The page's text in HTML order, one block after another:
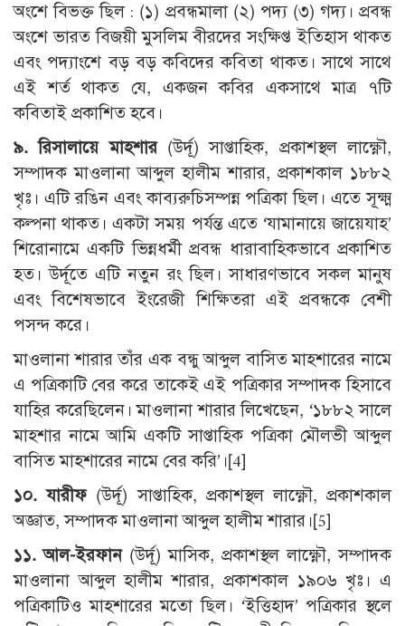
অংশে বিভক্ত ছিল : (১) প্রবন্ধমালা (২) পদ্য (৩) গদ্য। প্রবন্ধ
অংশে ভারত বিজয়ী মুসলিম বীরদের সংক্ষিপ্ত ইতিহাস থাকত
এবং পদ্যাংশে বড় বড় কবিদের কবিতা থাকত। সাথে সাথে
এই শর্ত থাকত যে, একজন কবির একসাথে মাত্র ৭টি
কবিতাই প্রকাশিত হবে।
৯. রিসালায়ে মাহশার(উর্দূ) সাপ্তাহিক, প্রকাশস্থল লাক্ষ্ণৌ,
সম্পাদক মাওলানা আব্দুল হালীম শারার, প্রকাশকাল ১৮৮২
খৃঃ। এটি রঙিন এবং কাব্যরুচিসম্পন্ন পত্রিকা ছিল। এতে সূক্ষ্ম
কল্পনা থাকত। একটা সময় পর্যন্ত এতে ‘যামানায়ে জায়েযাহ’
শিরোনামে একটি ভিন্নধর্মী প্রবন্ধ ধারাবাহিকভাবে প্রকাশিত
হত। উর্দূতে এটি নতুন রং ছিল। সাধারণভাবে সকল মানুষ
এবং বিশেষভাবে ইংরেজী শিক্ষিতরা এই প্রবন্ধকে বেশী
পসন্দ করে।
মাওলানা শারার তাঁর এক বন্ধু আব্দুল বাসিত মাহশারের নামে
এ পত্রিকাটি বের করে তাকেই এই পত্রিকার সম্পাদক হিসাবে
যাহির করেছিলেন। মাওলানা শারার লিখেছেন, ‘১৮৮২ সালে
মাহশার নামে আমি একটি সাপ্তাহিক পত্রিকা মৌলভী আব্দুল
বাসিত মাহশারের নামে বের করি’।[4]
১০. যারীফ(উর্দূ) সাপ্তাহিক, প্রকাশস্থল লাক্ষ্ণৌ, প্রকাশকাল
অজ্ঞাত, সম্পাদক মাওলানা আব্দুল হালীম শারার।[5]
১১. আল-ইরফান(উর্দূ) মাসিক, প্রকাশস্থল লাক্ষ্ণৌ, সম্পাদক
মাওলানা আব্দুল হালীম শারার, প্রকাশকাল ১৯০৬ খৃঃ। এ
পত্রিকাটিও মাহশারের মতো ছিল। ‘ইত্তিহাদ’ পত্রিকার স্থলে